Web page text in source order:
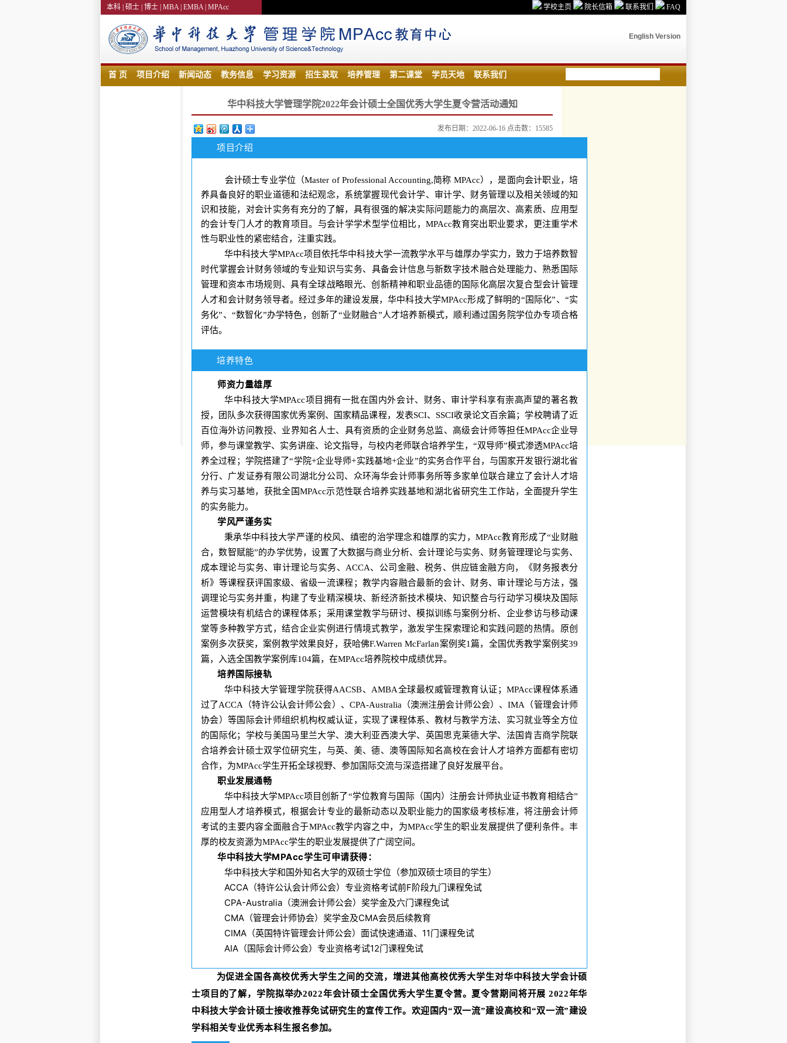
学校主页 院长信箱 联系我们 FAQ
本科 硕士 博士 MBA| EMBA| MPAcc
English Version
首 页 项目介绍 新闻动态 教务信息 学习资源 招生录取 培养管理 第二课堂 学员天地 联系我们
华中科技大学管理学院2022年会计硕士全国优秀大学生夏令营活动通知
发布日期：2022-06-16 点击数： 15585
项目介绍
会计硕士专业学位（Master of Professional Accounting,简称 MPAcc），是面向会计职业，培
养具备良好的职业道德和法纪观念，系统掌握现代会计学、审计学、财务管理以及相关领域的知
识和技能，对会计实务有充分的了解，具有很强的解决实际问题能力的高层次、高素质、应用型
的会计专门人才的教育项目。与会计学学术型学位相比，MPAcc教育突出职业要求，更注重学术
性与职业性的紧密结合，注重实践。
华中科技大学MPAcc项目依托华中科技大学一流教学水平与雄厚办学实力，致力于培养数智
时代掌握会计财务领域的专业知识与实务、 具备会计信息与新数字技术融合处理能力、 熟悉 国际
管理和资本市场规则、具有全球战略眼光、创新精神和职业品德的国际化高层次复合型会计管理
人才和会计财务领导者。经过多年的建设发展，华中科技大学MPAcc形成了鲜明的“ 国际化”、 “实
务化”、 “数智化”办学特色，创新了“业财融合”人才培养新模式，顺利通过国务院学位办专项合格
评估。
培养特色
师资力量雄厚
华中科技大学MPAcc项目拥有一批在国内外会计、财务、审计学科享有崇高声望的著名教
授，团队多次获得国家优秀案例、国家精品课程，发表SCI、 SSCI收录论文百余篇；学校聘请了近
百位海外访问教授、业界知名人士、具有资质的企业财务总监、高级会计师等担任MPAcc企业导
师，参与课堂教学、实务讲座、论文指导，与校内老师联合培养学生， “双导师”模式渗透MPAcc培
养全过程； 学院搭建了“学院+企业导师+实践基地+企业”的实务合作平台，与国家开发银行湖北省
分行、广发证券有限公司湖北分公司、众环海华会计师事务所等多家单位联合建立了会计人才培
养与实习基地，获批全国MPAcc示范性联合培养实践基地和湖北省研究生工作站，全面提升学生
的实务能力。
学风严谨务实
秉承华中科技大学严谨的校风、缜密的治学理念和雄厚的实力，MPAcc教育形成了“业财融
合，数智赋能”的办学优势，设置了大数据与商业分析、会计理论与实务、财务管理理论与实务、
成本理论与实务、审计理论与实务、ACCA、公司金融、税务、供应链金融方向，《财务报表分
析》等课程获评国家级、省级一流课程； 教学内容融合最新的会计、财务、审计理论与方法，强
调理论与实务并重，构建了专业精深模块、新经济新技术模块、知识整合与行动学习模块及国际
运营模块有机结合的课程体系； 采用课堂教学与研讨、模拟训练与案例分析、企业参访与移动课
堂等多种教学方式，结合企业实例进行情境式教学，激发学生探索理论和实践问题的热情。 原创
案例多次获奖，案例教学效果良好，获哈佛F.Warren McFarlan案例奖1篇，全国优秀教学案例奖39
篇，入选全国教学案例库104篇，在MPAcc培养院校中成绩优异。
培养国际接轨
华中科技大学管理学院获得AACSB、AMBA全球最权威管理教育认证； MPAcc课程体系通
过了ACCA（特许公认会计师公会）、CPA-Australia（澳洲注册会计师公会）、IMA（管理会计师
协会）等国际会计师组织机构权威认证，实现了课程体系、教材与教学方法、实习就业等全方位
的国际化； 学校与美国马里兰大学、澳大利亚西澳大学、英国思克莱德大学、法国肯吉商学院联
合培养会计硕士双学位研究生，与英、美、德、澳等国际知名高校在会计人才培养方面都有密切
合作，为MPAcc学生开拓全球视野、参加国际交流与深造搭建了良好发展平台。
职业发展通畅
华中科技大学MPAcc项目创新了“学位教育与国际（国内）注册会计师执业证书教育相结合”
应用型人才培养模式，根据会计专业的最新动态以及职业能力的国家级考核标准，将注册会计师
考试的主要内容全面融合于MPAcc教学内容之中，为MPAcc学生的职业发展提供了便利条件。 丰
厚的校友资源为MPAcc学生的职业发展提供了广阔空间。
华中科技大学MPAcc学生可申请获得：
华中科技大学和国外知名大学的双硕士学位（参加双硕士项目的学生）
ACCA （特许公认会计师公会）专业资格考试前F阶段九门课程免试
CPA-Australia （澳洲会计师公会）奖学金及六门课程免试
CMA （管理会计师协会）奖学金及CMA会员后续教育
CIMA （英国特许管理会计师公会）面试快速通道、 11门课程免试
AIA （国际会计师公会）专业资格考试12门课程免试
为促进全国各高校优秀大学生之间的交流，增进其他高校优秀大学生对华中科技大学会计硕
士项目的了解，学院拟举办2022年会计硕士全国优秀大学生夏令营。夏令营期间将开展 2022年华
中科技大学会计硕士接收推荐免试研究生的宣传工作。欢迎国内“双一流”建设高校和“双一流”建设
学科相关专业优秀本科生报名参加。